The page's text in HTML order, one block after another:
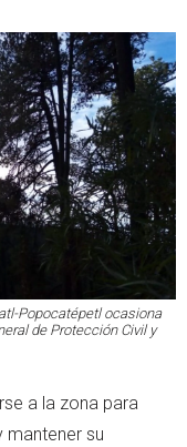
Popocatépetl ocasiona
de Protección Civil y
a la zona para
mantener su